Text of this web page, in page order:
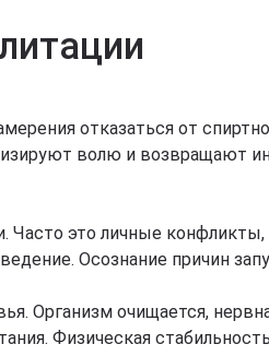
отказаться от
волю и возвращают
Часто это личные
Осознание причин
Организм очищается,
Физическая